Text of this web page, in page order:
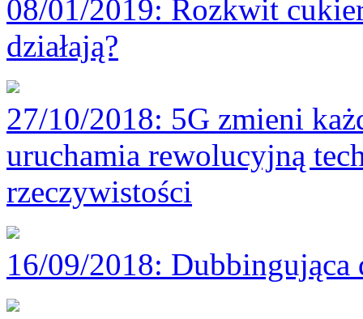
08/01/2019: Rozkwit
działają?
27/10/2018: 5G zmieni
uruchamia rewolucyjną
rzeczywistości
16/09/2018: Dubbingująca